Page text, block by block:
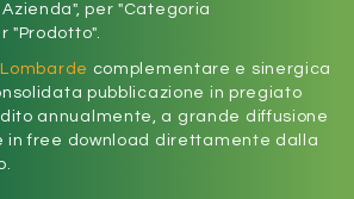
per "Categoria
"Prodotto".
complementare e sinergica
pubblicazione in pregiato
annualmente, a grande diffusione
in free download direttamente dalla